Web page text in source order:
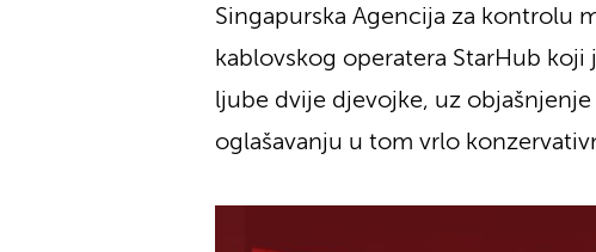
Singapurska Agencija za kontrolu
kablovskog operatera StarHub
ljube dvije djevojke, uz
oglašavanju u tom vrlo